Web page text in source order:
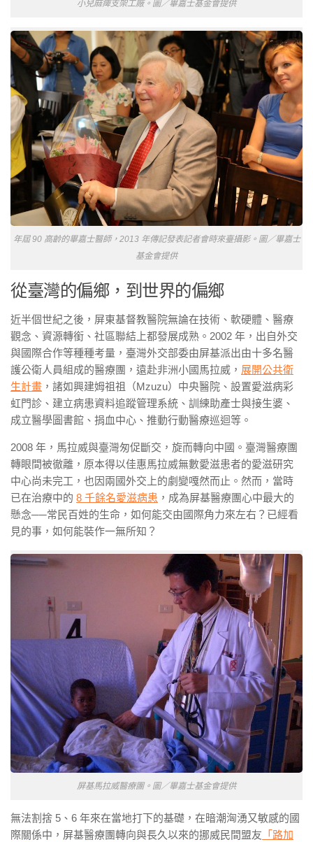
小兒麻痺支架工廠。圖／畢嘉士基金會提供
年屆 90 高齡的畢嘉士醫師，2013 年傳記發表記者會時來臺攝影。圖／畢嘉士
基金會提供
從臺灣的偏鄉，到世界的偏鄉
近半個世紀之後，屏東基督教醫院無論在技術、軟硬體、醫療
觀念、資源轉銜、社區聯結上都發展成熟。 2002 年，出自外交
與國際合作等種種考量，臺灣外交部委由屏基派出由十多名醫
護公衛人員組成的醫療團，遠赴非洲小國馬拉威， 展開公共衛
生計畫 ，諸如興建姆祖祖（Mzuzu）中央醫院、設置愛滋病彩
虹門診、建立病患資料追蹤管理系統、訓練助產士與接生婆、
成立醫學圖書館、捐血中心、推動行動醫療巡迴等。
2008 年，馬拉威與臺灣匆促斷交，旋而轉向中國。臺灣醫療團
轉眼間被徹離，原本得以佳惠馬拉威無數愛滋患者的愛滋研究
中心尚未完工，也因兩國外交上的劇變嘎然而止。然而，當時
已在治療中的 8 千餘名愛滋病患 ，成為屏基醫療團心中最大的
懸念──常民百姓的生命，如何能交由國際角力來左右？已經看
見的事，如何能裝作一無所知？
屏基馬拉威醫療團。圖／畢嘉士基金會提供
無法割捨 5 、 6 年來在當地打下的基礎，在暗潮洶湧又敏感的國
際關係中，屏基醫療團轉向與長久以來的挪威民間盟友 「路加